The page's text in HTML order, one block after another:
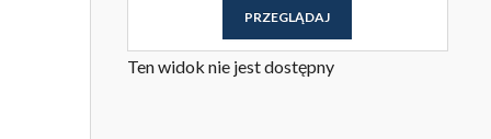
PRZEGLĄDAJ
Ten widok nie jest dostępny